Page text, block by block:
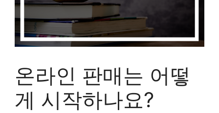
온라인 판매는 어떻
게 시작하나요?